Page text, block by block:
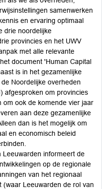
samenwerken
en ervaring optimaal
drie noordelijke
provincies en het UWV
met alle relevante
document 'Human Capital
is in het gezamenlijke
Noordelijke overheden
afgesproken om provincies
om ook de komende vier jaar
aan deze gezamenlijke
dan is het mogelijk om
en economisch beleid
Leeuwarden informeert de
op de regionale
van het regionaal
(waar Leeuwarden de rol van